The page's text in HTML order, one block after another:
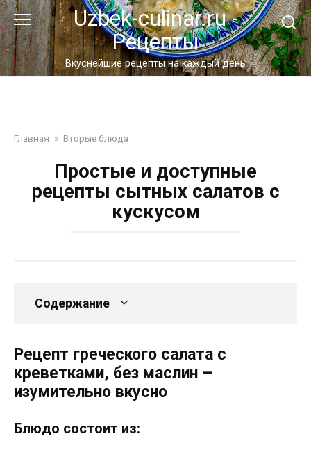
Перейти
к
контенту
Uzbek-culinar.ru -
Рецепты
Вкуснейшие рецепты на каждый день
Главная » Вторые блюда
Простые и доступные
рецепты сытных салатов с
кускусом
Содержание
Рецепт греческого салата с
креветками, без маслин –
изумительно вкусно
Блюдо состоит из: